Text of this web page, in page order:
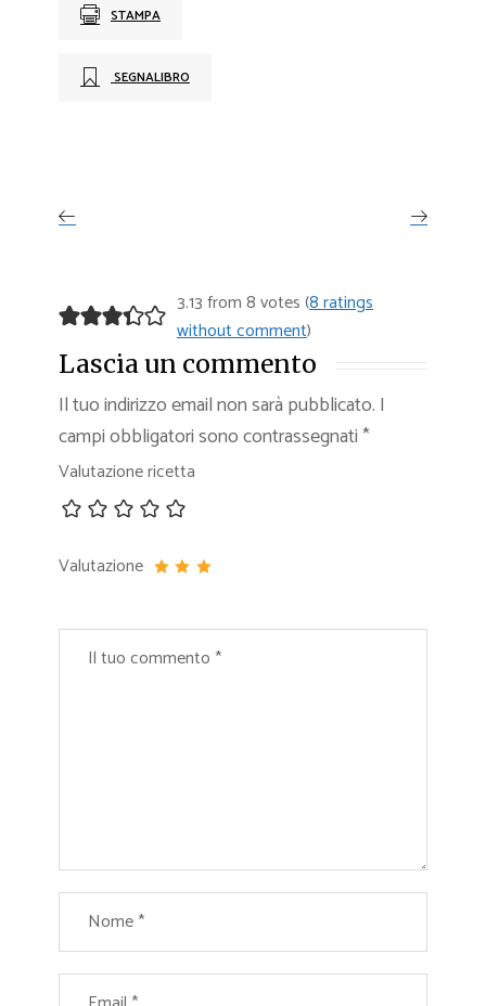
STAMPA
SEGNALIBRO
3.13 from 8 votes (8 ratings
without comment)
Lascia un commento
Il tuo indirizzo email non sarà pubblicato. I
campi obbligatori sono contrassegnati*
Valutazione ricetta
Valutazione